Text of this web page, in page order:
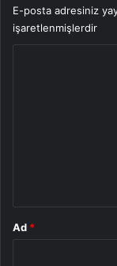
E-posta adresiniz
işaretlenmişlerdir
Ad *